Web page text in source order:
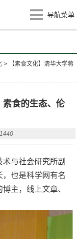
导航菜单
>
【素食文化】清华大学蒋
素食的生态、伦
与社会研究所副
也是科学网有名
主，线上文章、